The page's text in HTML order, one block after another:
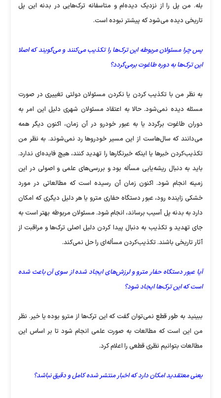
بله‌. من پل را از نزدیک دیده‌ام و متاسفانه ترک‌هایی در بدنه این پل
تاریخی دیده می‌شود که پیشتر نبوده است.
پس چرا مسئولان مربوطه این ترک‌ها را تکذیب می‌کنند و می‌گویند که اصلا
این ترک‌ها به دوره طاغوت برمی‌گردد؟
به نظر من با تکذیب کردن یا نکردن مسئولان دولتی تغییری در صورت
مسئله دیده نمی‌شود. حالا به اعتقاد مسئولان شهری دلیل این امر به
دوران طاغوت برگردد یا به عبور خودرو در آن زمان، اکنون دیگر همه
می‌دانند که سال‌هاست از این مسیر خودروها رد نمی‌شوند. به نظر من
تکذیب‌کردن خبرها یا اینکه خبرنگارها را تهدید کنند، هیچ فایده‌ای ندارد.
باید به دنبال ریشه‌یابی مسأله بود و بررسی‌های علمی و اصولی در این
زمینه انجام شود. اکنون زمان آن رسیده است که مطالعاتی در مورد
خشکی زاینده رود‌، عبور دستگاه حفاری مترو یا هر دلیل دیگری که امکان
دارد به بدنه پل آسیب برساند، انجام شود. مسئولان مربوطه بهتر است به
جای تهدید و تکذیب به دنبال پیدا کردن دلیل اصلی ترک‌ها و مراقبت از
آثار تاریخی باشند. تکذیب‌کردن مسأله‌ای را حل نمی‌کند.
آیا عبور دستگاه حفار مترو و لرزش‌های ایجاد شده از سوی آن باعث شده
است که این ترک‌ها ایجاد شود؟
ببینید به طور قطع نمی‌توان گفت که این ترک‌ها از مترو بوده یا خیر. نظر
من این است که مطالعات به صورت علمی انجام شود تا بر اساس این
مطالعات بتوانیم نظری قطعی را اعلام کرد.
یعنی معتقدید امکان دارد که اخبار منتشر شده کامل و دقیق نباشد؟